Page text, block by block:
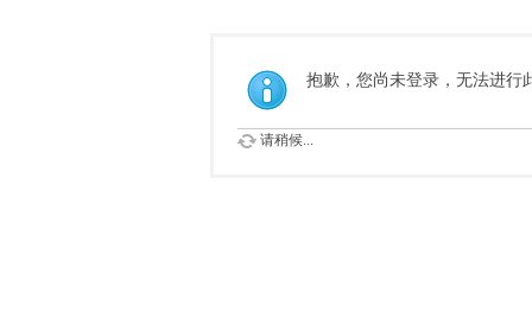
索
抱歉，您尚未登录，无法进行
请稍候...